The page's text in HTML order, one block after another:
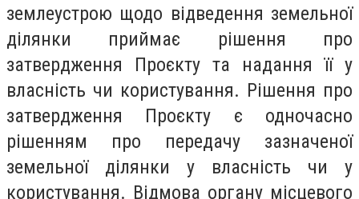
землеустрою щодо відведення земельної
ділянки приймає рішення про
затвердження Проєкту та надання її у
власність чи користування. Рішення про
затвердження Проєкту є одночасно
рішенням про передачу зазначеної
земельної ділянки у власність чи у
користування. Відмова органу місцевого